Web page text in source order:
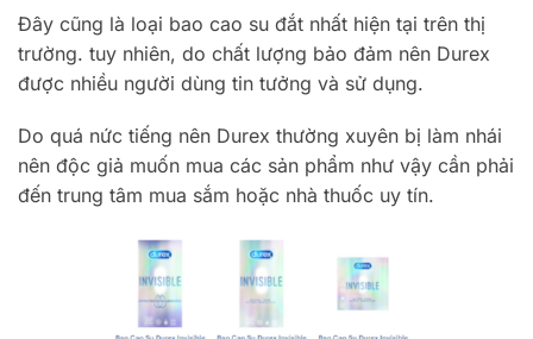
Đây cũng là loại bao cao su đắt nhất hiện tại trên thị
trường. tuy nhiên, do chất lượng bảo đảm nên Durex
được nhiều người dùng tin tưởng và sử dụng.
Do quá nức tiếng nên Durex thường xuyên bị làm nhái
nên độc giả muốn mua các sản phẩm như vậy cần phải
đến trung tâm mua sắm hoặc nhà thuốc uy tín.